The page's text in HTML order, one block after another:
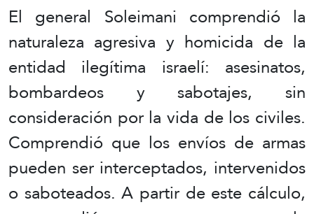
El general Soleimani comprendió la
naturaleza agresiva y homicida de la
entidad ilegítima israelí: asesinatos,
bombardeos y sabotajes, sin
consideración por la vida de los civiles.
Comprendió que los envíos de armas
pueden ser interceptados, intervenidos
o saboteados. A partir de este cálculo,